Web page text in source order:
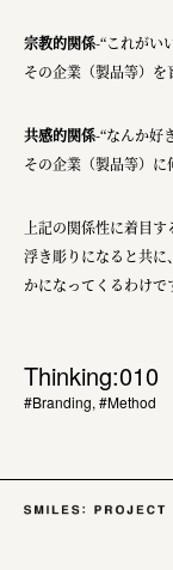
宗教的関係-“これがい
その企業（製品等）
共感的関係-“なんか好
その企業（製品等）
上記の関係性に着目
浮き彫りになると共
かになってくるわけで
Thinking:010
#Branding, #Method